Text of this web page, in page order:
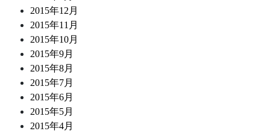
2015年12月
2015年11月
2015年10月
2015年9月
2015年8月
2015年7月
2015年6月
2015年5月
2015年4月